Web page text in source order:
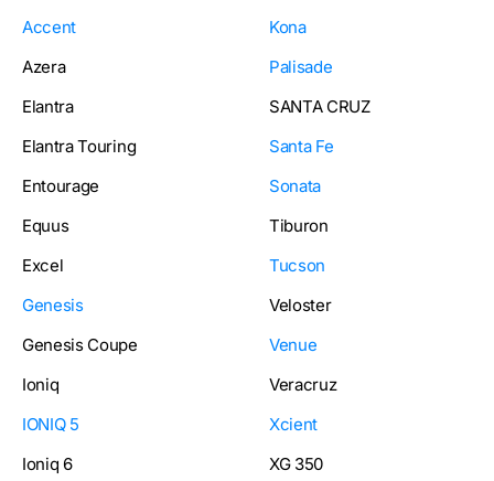
Accent
Azera
Elantra
Elantra Touring
Entourage
Equus
Excel
Genesis
Genesis Coupe
Ioniq
IONIQ 5
Ioniq 6
Kona
Palisade
SANTA CRUZ
Santa Fe
Sonata
Tiburon
Tucson
Veloster
Venue
Veracruz
Xcient
XG 350